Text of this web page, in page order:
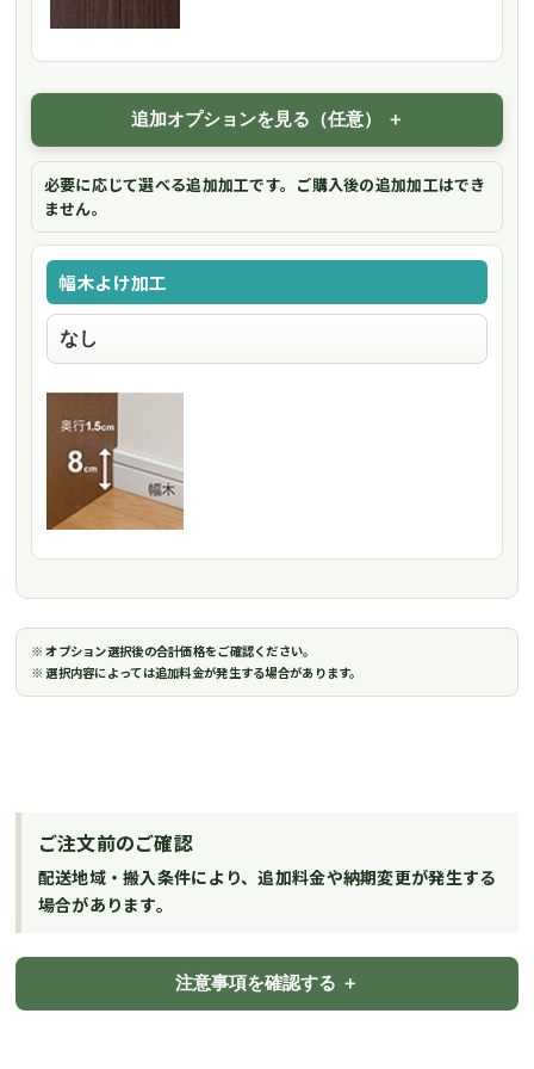
追加オプションを見る（任意）
必要に応じて選べる追加加工です。ご購入後の追加加工はでき
ません。
幅木よけ加工
※ オプション選択後の合計価格をご確認ください。
※ 選択内容によっては追加料金が発生する場合があります。
ご注文前のご確認
配送地域・搬入条件により、追加料金や納期変更が発生する
場合があります。
注意事項を確認する